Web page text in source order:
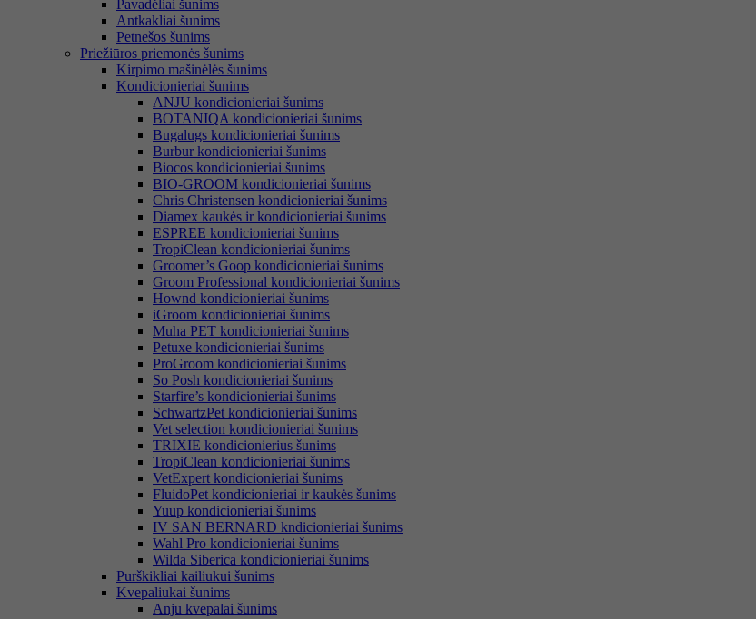
Pavadėliai šunims
Antkakliai šunims
Petnešos šunims
Priežiūros priemonės šunims
Kirpimo mašinėlės šunims
Kondicionieriai šunims
ANJU kondicionieriai šunims
BOTANIQA kondicionieriai šunims
Bugalugs kondicionieriai šunims
Burbur kondicionieriai šunims
Biocos kondicionieriai šunims
BIO-GROOM kondicionieriai šunims
Chris Christensen kondicionieriai šunims
Diamex kaukės ir kondicionieriai šunims
ESPREE kondicionieriai šunims
TropiClean kondicionieriai šunims
Groomer’s Goop kondicionieriai šunims
Groom Professional kondicionieriai šunims
Hownd kondicionieriai šunims
iGroom kondicionieriai šunims
Muha PET kondicionieriai šunims
Petuxe kondicionieriai šunims
ProGroom kondicionieriai šunims
So Posh kondicionieriai šunims
Starfire’s kondicionieriai šunims
SchwartzPet kondicionieriai šunims
Vet selection kondicionieriai šunims
TRIXIE kondicionierius šunims
TropiClean kondicionieriai šunims
VetExpert kondicionieriai šunims
FluidoPet kondicionieriai ir kaukės šunims
Yuup kondicionieriai šunims
IV SAN BERNARD kndicionieriai šunims
Wahl Pro kondicionieriai šunims
Wilda Siberica kondicionieriai šunims
Purškikliai kailiukui šunims
Kvepaliukai šunims
Anju kvepalai šunims